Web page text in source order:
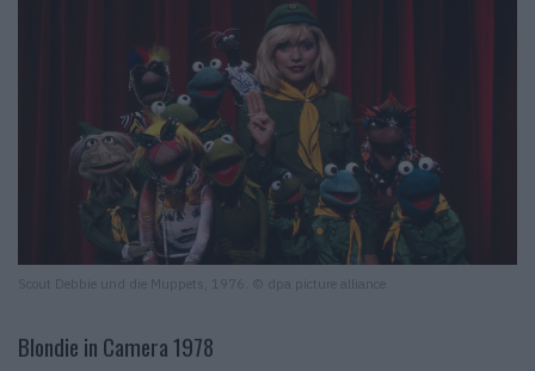
Scout Debbie und die Muppets, 1976. © dpa picture alliance
Blondie in Camera 1978